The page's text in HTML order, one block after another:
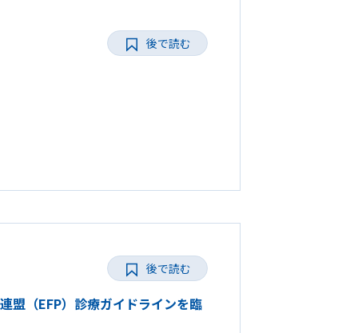
後で読む
盟（EFP）診療ガイドラインを臨
後で読む